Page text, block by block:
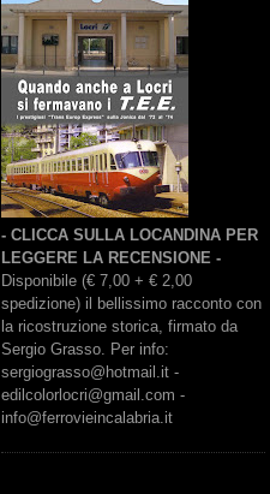
- CLICCA SULLA LOCANDINA PER
LEGGERE LA RECENSIONE -
Disponibile (€ 7,00 + € 2,00
spedizione) il bellissimo racconto con
la ricostruzione storica, firmato da
Sergio Grasso. Per info:
sergiograsso@hotmail.it -
edilcolorlocri@gmail.com -
info@ferrovieincalabria.it